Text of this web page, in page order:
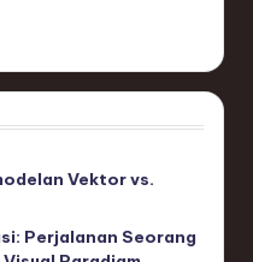
Vektor vs.
Perjalanan Seorang